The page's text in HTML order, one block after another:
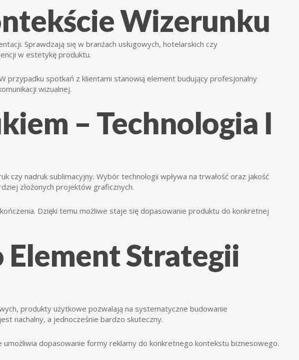
Wizerunku
Sprawdzają się w branżach usługowych, hotelarskich czy
w estetykę produktu.
przypadku spotkań z klientami stanowią element budujący profesjonalny
wizualnej.
– Technologia I
nadruk sublimacyjny. Wybór technologii wpływa na trwałość oraz jakość
złożonych projektów graficznych.
Dzięki temu możliwe staje się dopasowanie produktu do konkretnej
Element Strategii
produkty użytkowe pozwalają na systematyczne budowanie
nachalny, a jednocześnie bardzo skuteczny.
dopasowanie formy reklamy do konkretnego kontekstu biznesowego.